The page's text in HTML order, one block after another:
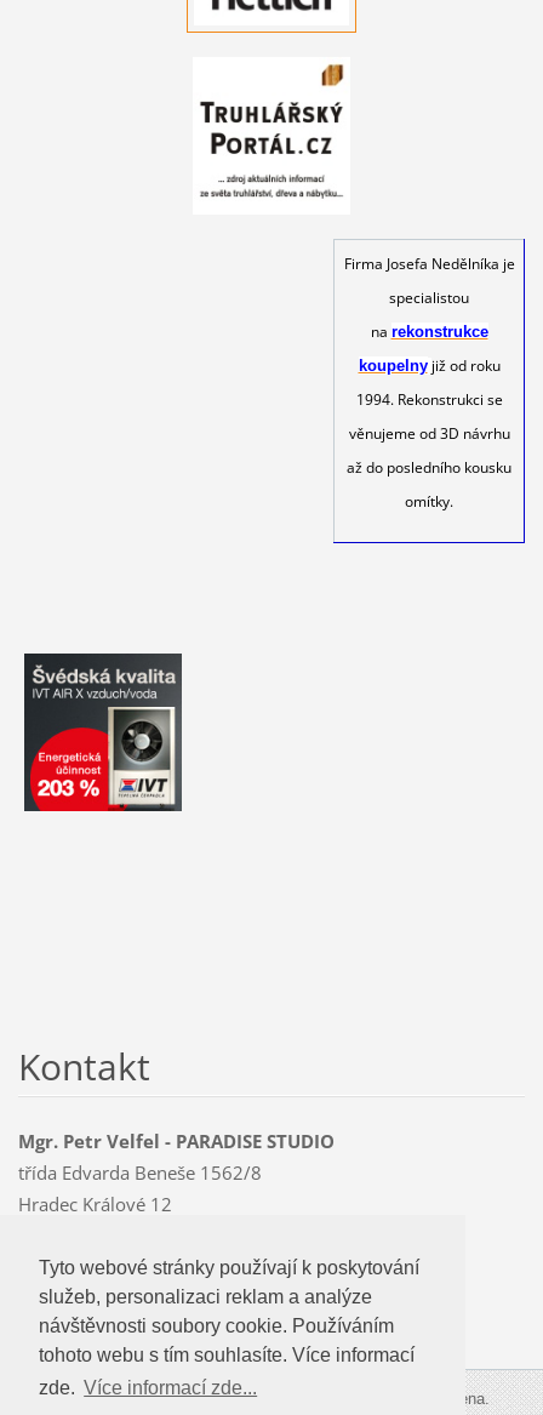
Tyto webové stránky používají k poskytování
služeb, personalizaci reklam a analýze
návštevnosti soubory cookie. Používáním
tohoto webu s tím souhlasíte.
Více informací zde...
Tyto webové stránky používají k poskytování
služeb, personalizaci reklam a analýze
návštěvnosti soubory cookie. Používáním
tohoto webu s tím souhlasíte. Více informací
zde. Více informací zde...
Firma Josefa Nedělníka je
specialistou
na rekonstrukce
koupelny již od roku
1994. Rekonstrukci se
věnujeme od 3D návrhu
až do posledního kousku
omítky.
Kontakt
Mgr. Petr Velfel - PARADISE STUDIO
třída Edvarda Beneše 1562/8
Hradec Králové 12
Mobil: 603 478 763
paradise@czMEDIA.eu
© 2009-2026 PARADISE STUDIO. Všechna práva vyhrazena.